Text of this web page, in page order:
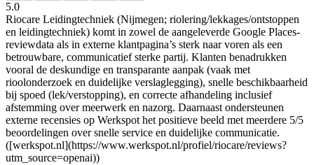
5.0
Riocare Leidingtechniek (Nijmegen; riolering/lekkages/ontstoppen
en leidingtechniek) komt in zowel de aangeleverde Google Places-
reviewdata als in externe klantpagina’s sterk naar voren als een
betrouwbare, communicatief sterke partij. Klanten benadrukken
vooral de deskundige en transparante aanpak (vaak met
rioolonderzoek en duidelijke verslaglegging), snelle beschikbaarheid
bij spoed (lek/verstopping), en correcte afhandeling inclusief
afstemming over meerwerk en nazorg. Daarnaast ondersteunen
externe recensies op Werkspot het positieve beeld met meerdere 5/5
beoordelingen over snelle service en duidelijke communicatie.
([werkspot.nl](https://www.werkspot.nl/profiel/riocare/reviews?
utm_source=openai))